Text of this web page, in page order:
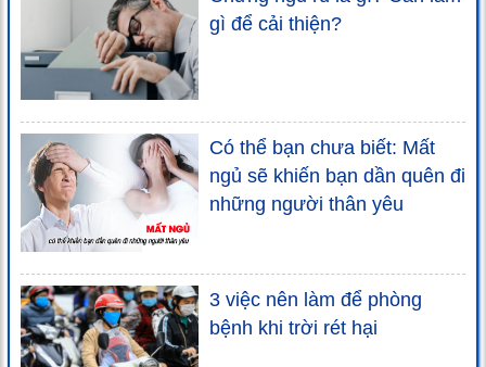
gì để cải thiện?
Có thể bạn chưa biết: Mất
ngủ sẽ khiến bạn dần quên đi
những người thân yêu
3 việc nên làm để phòng
bệnh khi trời rét hại